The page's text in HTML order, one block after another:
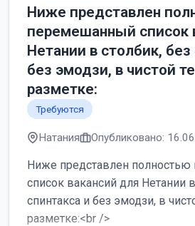
Ниже представлен
перемешанный список
Нетании в столбик, без
без эмодзи, в чистой
разметке:
Требуются
Натания Опубликовано:
Ниже представлен
список вакансий для Нетании
спинтакса и без эмодзи, в
разметке:<br />